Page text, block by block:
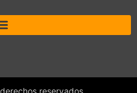
reservados.